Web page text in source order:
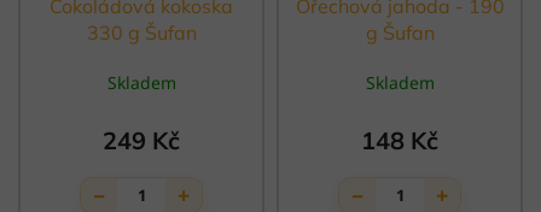
Čokoládová kokoska
330 g Šufan
Skladem
249 Kč
− 1 +
Ořechová jahoda - 190
g Šufan
Skladem
148 Kč
− 1 +